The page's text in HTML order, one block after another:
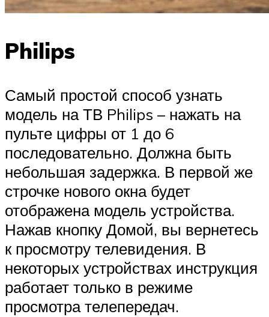
Philips
Самый простой способ узнать
модель на ТВ Philips – нажать на
пульте цифры от 1 до 6
последовательно. Должна быть
небольшая задержка. В первой же
строчке нового окна будет
отображена модель устройства.
Нажав кнопку Домой, вы вернетесь
к просмотру телевидения. В
некоторых устройствах инструкция
работает только в режиме
просмотра телепередач.